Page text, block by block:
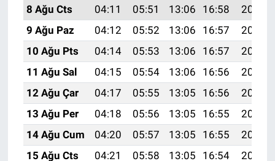
8 Ağu Cts
04:11 05:51 13:06 16:58
20:11
9 Ağu Paz
04:12 05:52 13:06 16:57
20:10
10 Ağu Pts
04:14 05:53 13:06 16:57
20:08
11 Ağu Sal
04:15 05:54 13:06 16:56
20:07
12 Ağu Çar
04:17 05:55 13:05 16:56
20:06
13 Ağu Per
04:18 05:56 13:05 16:55
20:05
14 Ağu Cum
04:20 05:57 13:05 16:55
20:03
15 Ağu Cts
04:21 05:58 13:05 16:54
20:02